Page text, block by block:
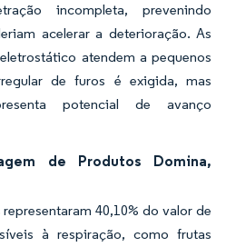
incompleta, prevenindo
acelerar a deterioração. As
atendem a pequenos
de furos é exigida, mas
potencial de avanço
de Produtos Domina,
40,10% do valor de
à respiração, como frutas